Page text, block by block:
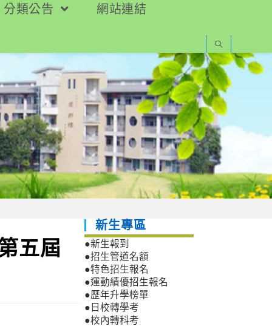
分類公告 網站連結
五屆
新生專區
●新生報到
●招生管道名額
●特色招生報名
●運動績優招生報名
●歷年升學榜單
●日校轉學考
●校內轉科考